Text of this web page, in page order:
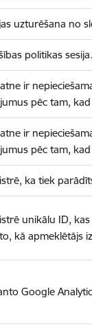
uzturēšana no
politikas sesija.
ir
pēc tam,
ir
pēc tam,
ka tiek
unikālu ID,
kā apmeklētājs
Google